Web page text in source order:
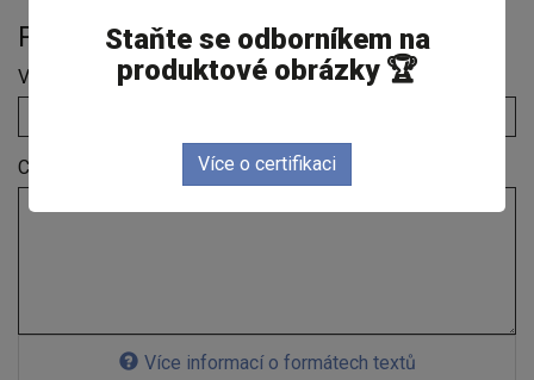
PŘIDAT KOMENTÁŘ
Vaše jméno
Comment
Více informací o formátech textů
Staňte se odborníkem na
produktové obrázky 🏆
Více o certifikaci